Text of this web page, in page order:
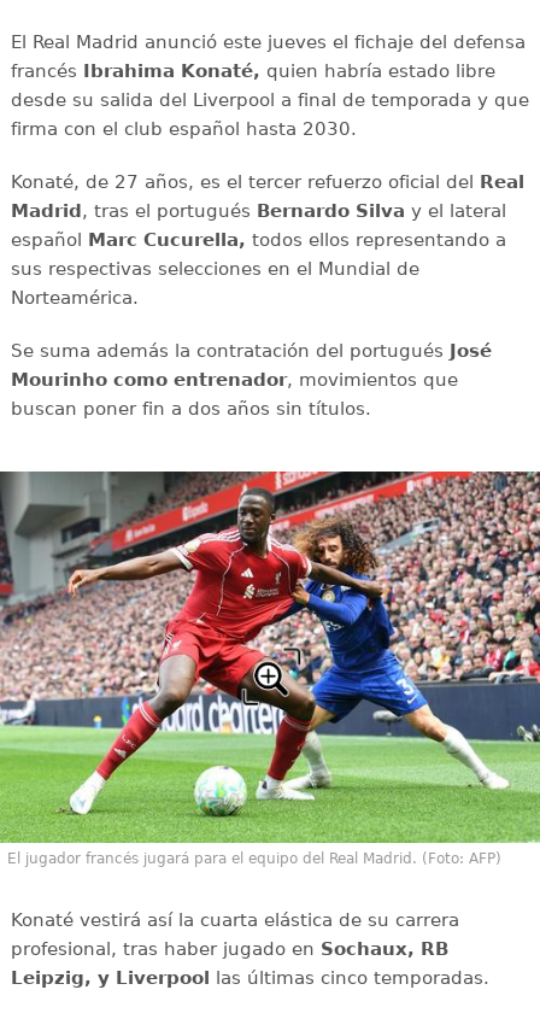
El Real Madrid anunció este jueves el fichaje del defensa
francés Ibrahima Konaté, quien habría estado libre
desde su salida del Liverpool a final de temporada y que
firma con el club español hasta 2030.
Konaté, de 27 años, es el tercer refuerzo oficial del Real
Madrid, tras el portugués Bernardo Silva y el lateral
español Marc Cucurella, todos ellos representando a
sus respectivas selecciones en el Mundial de
Norteamérica.
Se suma además la contratación del portugués José
Mourinho como entrenador, movimientos que
buscan poner fin a dos años sin títulos.
El jugador francés jugará para el equipo del Real Madrid. (Foto: AFP)
Konaté vestirá así la cuarta elástica de su carrera
profesional, tras haber jugado en Sochaux, RB
Leipzig, y Liverpool las últimas cinco temporadas.